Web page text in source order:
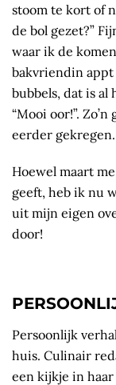
stoom te kort of
de bol gezet?”
waar ik de
bakvriendin appt
bubbels, dat is al
“Mooi oor!”.
eerder gekregen.
Hoewel maart
geeft, heb ik nu
uit mijn eigen
door!
Persoonlijk
huis. Culinair
een kijkje in